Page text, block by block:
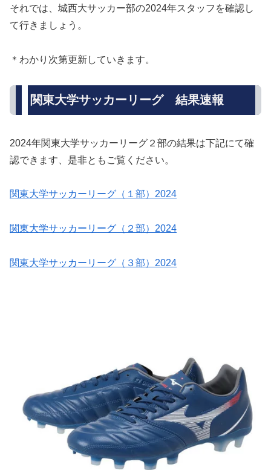
それでは、城西大サッカー部の2024年スタッフを確認し
て行きましょう。
＊わかり次第更新していきます。
関東大学サッカーリーグ 結果速報
2024年関東大学サッカーリーグ２部の結果は下記にて確
認できます、是非ともご覧ください。
関東大学サッカーリーグ（１部）2024
関東大学サッカーリーグ（２部）2024
関東大学サッカーリーグ（３部）2024